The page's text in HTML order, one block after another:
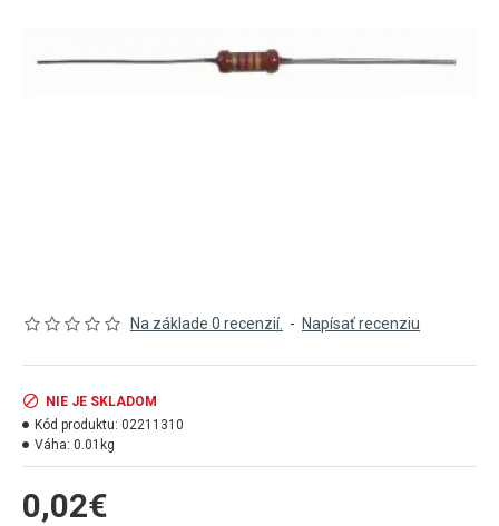
Na základe 0 recenzií. - Napísať recenziu
0,02€
NIE JE SKLADOM
Kód produktu: 02211310
Váha: 0.01kg